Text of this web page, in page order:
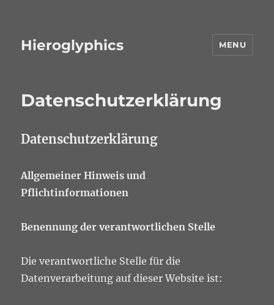
Hieroglyphics MENU
Datenschutzerklärung
Datenschutzerklärung
Allgemeiner Hinweis und
Pflichtinformationen
Benennung der verantwortlichen Stelle
Die verantwortliche Stelle für die
Datenverarbeitung auf dieser Website ist: